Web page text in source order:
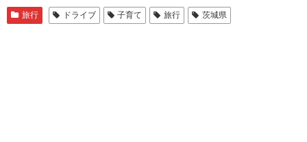
旅行 ドライブ 子育て 旅行 茨城県